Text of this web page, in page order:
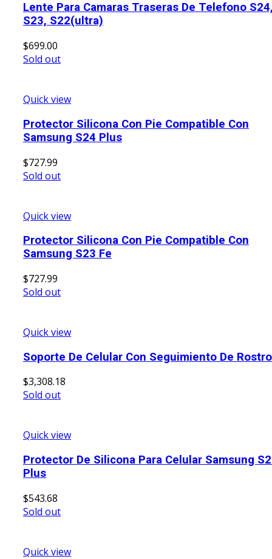
Lente Para Camaras Traseras De Telefono
S23, S22(ultra)
$699.00
Sold out
Quick view
Protector Silicona Con Pie Compatible Con
Samsung S24 Plus
$727.99
Sold out
Quick view
Protector Silicona Con Pie Compatible Con
Samsung S23 Fe
$727.99
Sold out
Quick view
Soporte De Celular Con Seguimiento De Rostro
$3,308.18
Sold out
Quick view
Protector De Silicona Para Celular Samsung
Plus
$543.68
Sold out
Quick view